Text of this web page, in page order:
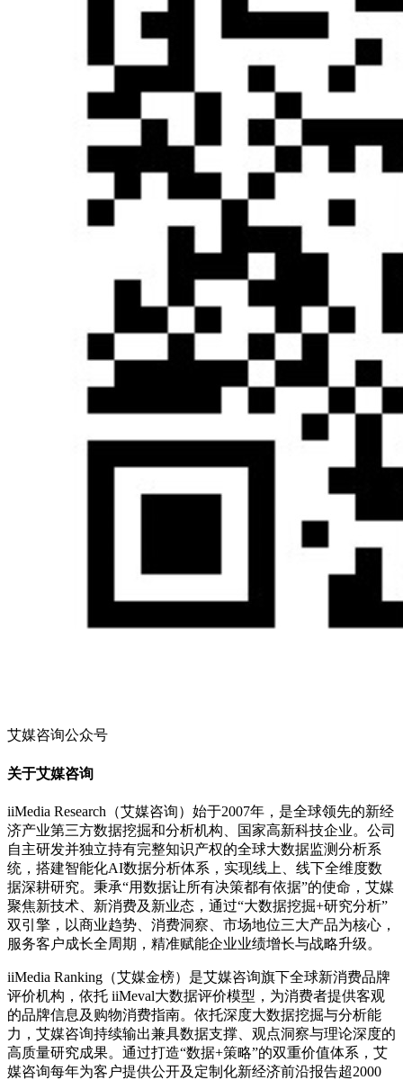
艾媒咨询公众号
关于艾媒咨询
iiMedia Research（艾媒咨询）始于2007年，是全球领先的新经
济产业第三方数据挖掘和分析机构、国家高新科技企业。公司
自主研发并独立持有完整知识产权的全球大数据监测分析系
统，搭建智能化AI数据分析体系，实现线上、线下全维度数
据深耕研究。秉承“用数据让所有决策都有依据”的使命，艾媒
聚焦新技术、新消费及新业态，通过“大数据挖掘+研究分析”
双引擎，以商业趋势、消费洞察、市场地位三大产品为核心，
服务客户成长全周期，精准赋能企业业绩增长与战略升级。
iiMedia Ranking（艾媒金榜）是艾媒咨询旗下全球新消费品牌
评价机构，依托 iiMeval大数据评价模型，为消费者提供客观
的品牌信息及购物消费指南。依托深度大数据挖掘与分析能
力，艾媒咨询持续输出兼具数据支撑、观点洞察与理论深度的
高质量研究成果。通过打造“数据+策略”的双重价值体系，艾
媒咨询每年为客户提供公开及定制化新经济前沿报告超2000